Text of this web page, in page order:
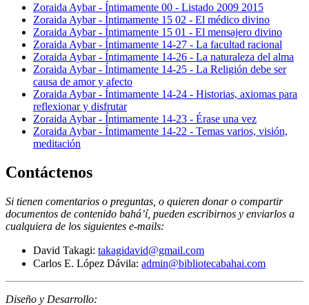
Zoraida Aybar - Íntimamente 00 - Listado 2009 2015
Zoraida Aybar - Íntimamente 15 02 - El médico divino
Zoraida Aybar - Íntimamente 15 01 - El mensajero divino
Zoraida Aybar - Íntimamente 14-27 - La facultad racional
Zoraida Aybar - Íntimamente 14-26 - La naturaleza del alma
Zoraida Aybar - Íntimamente 14-25 - La Religión debe ser
causa de amor y afecto
Zoraida Aybar - Íntimamente 14-24 - Historias, axiomas para
reflexionar y disfrutar
Zoraida Aybar - Íntimamente 14-23 - Érase una vez
Zoraida Aybar - Íntimamente 14-22 - Temas varios, visión,
meditación
Contáctenos
Si tienen comentarios o preguntas, o quieren donar o compartir
documentos de contenido bahá’í, pueden escribirnos y enviarlos a
cualquiera de los siguientes e-mails:
David Takagi: takagidavid@gmail.com
Carlos E. López Dávila: admin@bibliotecabahai.com
Diseño y Desarrollo: